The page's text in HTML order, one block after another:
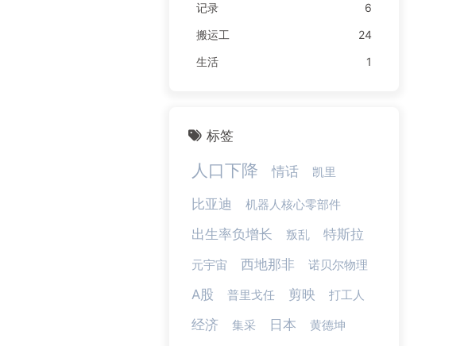
记录
6
搬运工
24
生活
1
标签
人口下降 情话 凯里
比亚迪 机器人核心零部件
出生率负增长 叛乱 特斯拉
元宇宙 西地那非 诺贝尔物理
A股 普里戈任 剪映 打工人
经济 集采 日本 黄德坤